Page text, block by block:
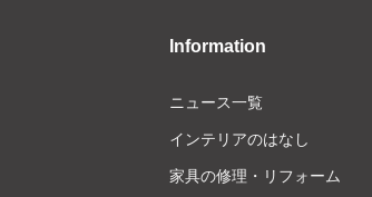
Information
ニュース一覧
インテリアのはなし
家具の修理・リフォーム